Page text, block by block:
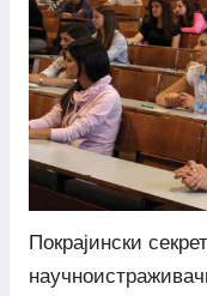
Покрајински